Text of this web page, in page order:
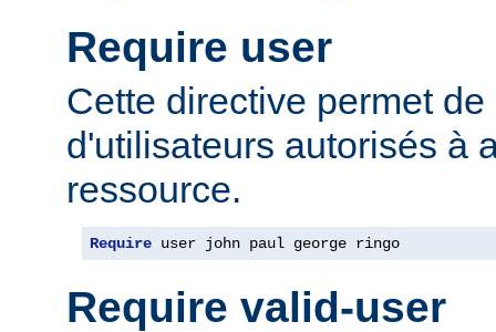
Require user
Cette directive permet
d'utilisateurs autorisés à
ressource.
Require user john paul george ringo
Require valid-user